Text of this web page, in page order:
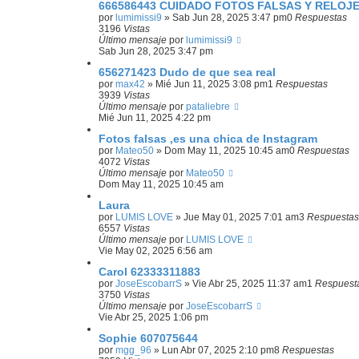
666586443 CUIDADO FOTOS FALSAS Y
por lumimissi9 » Sab Jun 28, 2025 3:47 pm0 Respuestas
3196 Vistas
Último mensaje por lumimissi9
Sab Jun 28, 2025 3:47 pm
656271423 Dudo de que sea real
por max42 » Mié Jun 11, 2025 3:08 pm1 Respuestas
3939 Vistas
Último mensaje por pataliebre
Mié Jun 11, 2025 4:22 pm
Fotos falsas ,es una chica de Instagram
por Mateo50 » Dom May 11, 2025 10:45 am0 Respuestas
4072 Vistas
Último mensaje por Mateo50
Dom May 11, 2025 10:45 am
Laura
por LUMIS LOVE » Jue May 01, 2025 7:01 am3 Respuestas
6557 Vistas
Último mensaje por LUMIS LOVE
Vie May 02, 2025 6:56 am
Carol 62333311883
por JoseEscobarrS » Vie Abr 25, 2025 11:37 am1
3750 Vistas
Último mensaje por JoseEscobarrS
Vie Abr 25, 2025 1:06 pm
Sophie 607075644
por mgg_96 » Lun Abr 07, 2025 2:10 pm8 Respuestas